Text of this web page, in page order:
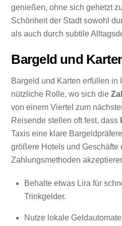
genießen, ohne sich gehetzt
Schönheit der Stadt sowohl
als auch durch subtile
Bargeld und
Bargeld und Karten erfüllen in
nützliche Rolle, wo sich die
von einem Viertel zum
Reisende stellen oft fest, dass
Taxis eine klare
größere Hotels und Geschäfte
Zahlungsmethoden
Behalte etwas Lira für
Trinkgelder.
Nutze lokale